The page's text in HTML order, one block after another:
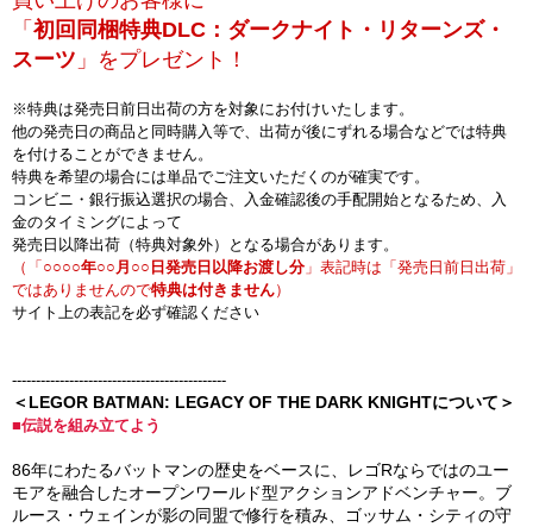
「 初回同梱特典DLC：ダークナイト・リターンズ・
スーツ 」をプレゼント！
※特典は発売日前日出荷の方を対象にお付けいたします。
他の発売日の商品と同時購入等で、出荷が後にずれる場合などでは特典
を付けることができません。
特典を希望の場合には単品でご注文いただくのが確実です。
コンビニ・銀行振込選択の場合、入金確認後の手配開始となるため、入
金のタイミングによって
発売日以降出荷（特典対象外）となる場合があります。
（「 ○○○○年○○月○○日発売日以降お渡し分」表記時は「発売日前日出荷」
ではありませんので特典は付きません）
サイト上の表記を必ず確認ください
---------------------------------------------
＜LEGOR BATMAN: LEGACY OF THE DARK KNIGHTについて＞
■伝説を組み立てよう
86年にわたるバットマンの歴史をベースに、レゴRならではのユー
モアを融合したオープンワールド型アクションアドベンチャー。ブ
ルース・ウェインが影の同盟で修行を積み、ゴッサム・シティの守